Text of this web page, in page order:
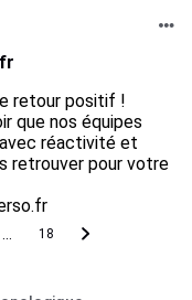
retour positif !
que nos équipes
réactivité et
retrouver pour votre
18